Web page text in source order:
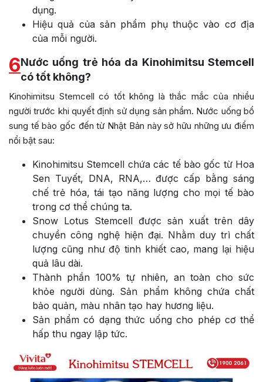
dụng.
Hiệu quả của sản phẩm phụ thuộc vào cơ địa
của mỗi người.
6Nước uống trẻ hóa da Kinohimitsu Stemcell
có tốt không?
Kinohimitsu Stemcell có tốt không là thắc mắc của nhiều
người trước khi quyết định sử dụng sản phẩm. Nước uống bổ
sung tế bào gốc đến từ Nhật Bản này sở hữu những ưu điểm
nổi bật sau:
Kinohimitsu Stemcell chứa các tế bào gốc từ Hoa
Sen Tuyết, DNA, RNA,… được cấp bằng sáng
chế trẻ hóa, tái tạo năng lượng cho mọi tế bào
trong cơ thể chúng ta.
Snow Lotus Stemcell được sản xuất trên dây
chuyền công nghệ hiện đại. Nhằm duy trì chất
lượng cũng như độ tinh khiết cao, mang lại hiệu
quả lâu dài.
Thành phần 100% tự nhiên, an toàn cho sức
khỏe người dùng. Sản phẩm không chứa chất
bảo quản, màu nhân tạo hay hương liệu.
Sản phẩm có dạng thức uống cho phép cơ thể
hấp thu ngay lập tức.